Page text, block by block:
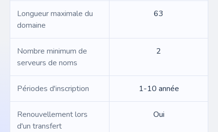
Longueur maximale du
domaine
63
Nombre minimum de
serveurs de noms
2
Périodes d'inscription 1-10 année
Renouvellement lors
d'un transfert
Oui